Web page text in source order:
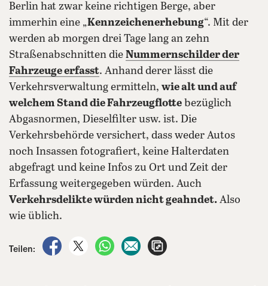
Berlin hat zwar keine richtigen Berge, aber
immerhin eine „Kennzeichenerhebung“. Mit der
werden ab morgen drei Tage lang an zehn
Straßenabschnitten die Nummernschilder der
Fahrzeuge erfasst. Anhand derer lässt die
Verkehrsverwaltung ermitteln, wie alt und auf
welchem Stand die Fahrzeugflotte bezüglich
Abgasnormen, Dieselfilter usw. ist. Die
Verkehrsbehörde versichert, dass weder Autos
noch Insassen fotografiert, keine Halterdaten
abgefragt und keine Infos zu Ort und Zeit der
Erfassung weitergegeben würden. Auch
Verkehrsdelikte würden nicht geahndet. Also
wie üblich.
Teilen:
auf Facebook teilen
auf X teilenper WhatsApp teilen
per E-Mail teilen